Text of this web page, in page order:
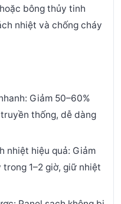
bông thủy tinh
nhiệt và chống cháy
Giảm 50–60%
thống, dễ dàng
nhiệt hiệu quả: Giảm
1–2 giờ, giữ nhiệt